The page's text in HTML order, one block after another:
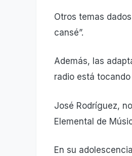
Otros temas
cansé”.
Además, las
radio está
José Rodríguez,
Elemental de
En su